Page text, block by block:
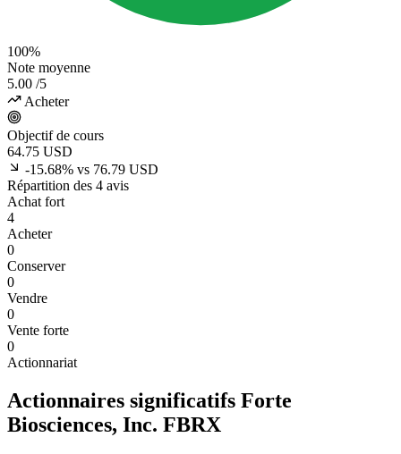
100%
Note moyenne
5.00 /5
Acheter
Objectif de cours
64.75 USD
-15.68% vs 76.79 USD
Répartition des 4 avis
Achat fort
4
Acheter
0
Conserver
0
Vendre
0
Vente forte
0
Actionnariat
Actionnaires significatifs Forte
Biosciences, Inc. FBRX